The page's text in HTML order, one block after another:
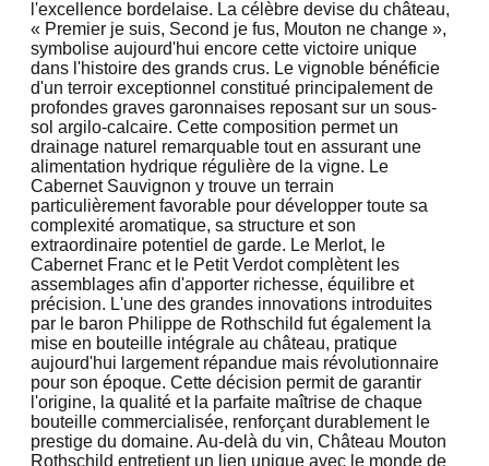
l'excellence bordelaise. La célèbre devise du château,
« Premier je suis, Second je fus, Mouton ne change »,
symbolise aujourd'hui encore cette victoire unique
dans l'histoire des grands crus. Le vignoble bénéficie
d'un terroir exceptionnel constitué principalement de
profondes graves garonnaises reposant sur un sous-
sol argilo-calcaire. Cette composition permet un
drainage naturel remarquable tout en assurant une
alimentation hydrique régulière de la vigne. Le
Cabernet Sauvignon y trouve un terrain
particulièrement favorable pour développer toute sa
complexité aromatique, sa structure et son
extraordinaire potentiel de garde. Le Merlot, le
Cabernet Franc et le Petit Verdot complètent les
assemblages afin d'apporter richesse, équilibre et
précision. L'une des grandes innovations introduites
par le baron Philippe de Rothschild fut également la
mise en bouteille intégrale au château, pratique
aujourd'hui largement répandue mais révolutionnaire
pour son époque. Cette décision permit de garantir
l'origine, la qualité et la parfaite maîtrise de chaque
bouteille commercialisée, renforçant durablement le
prestige du domaine. Au-delà du vin, Château Mouton
Rothschild entretient un lien unique avec le monde de